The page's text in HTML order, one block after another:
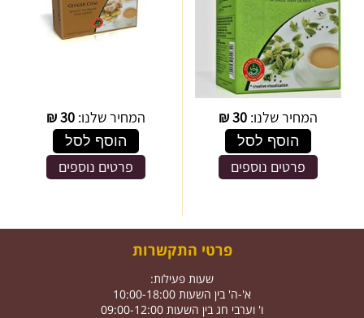
המחיר שלנו: 30
₪
הוסף לסל
פרטים נוספים
המחיר שלנו:30
₪
הוסף לסל
פרטים נוספים
פרטי התקשרות
שעות פעילות:
א'-ה' בין השעות 10:00-18:00
ו' וערבי חג בין השעות 09:00-12:00